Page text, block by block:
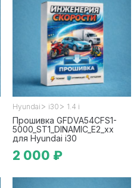
Hyundai > i30 > 1.4 i
Прошивка GFDVA54CFS1-
5000_ST1_DINAMIC_E2_xx
для Hyundai i30
2 000 ₽